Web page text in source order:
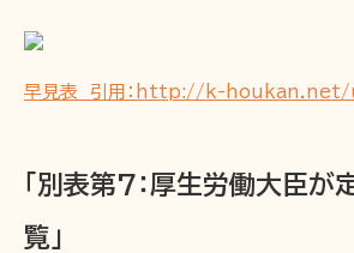
早見表 引用：http://k-
「別表第7：厚生労働大臣が
覧」